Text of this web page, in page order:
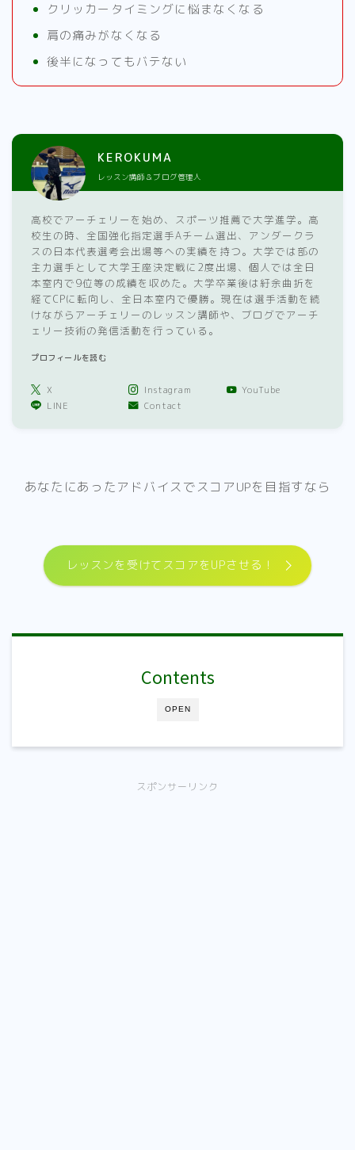
クリッカータイミングに悩まなくなる
肩の痛みがなくなる
後半になってもバテない
KEROKUMA
レッスン講師＆ブログ管理人
高校でアーチェリーを始め、スポーツ推薦で大学進学。高
校生の時、全国強化指定選手Aチーム選出、アンダークラ
スの日本代表選考会出場等への実績を持つ。大学では部の
主力選手として大学王座決定戦に2度出場、個人では全日
本室内で9位等の成績を収めた。大学卒業後は紆余曲折を
経てCPに転向し、全日本室内で優勝。現在は選手活動を続
けながらアーチェリーのレッスン講師や、ブログでアーチ
ェリー技術の発信活動を行っている。
プロフィールを読む
X Instagram
YouTube
LINE
Contact
あなたにあったアドバイスでスコアUPを目指すなら
レッスンを受けてスコアをUPさせる！
OPEN
Contents
スポンサーリンク